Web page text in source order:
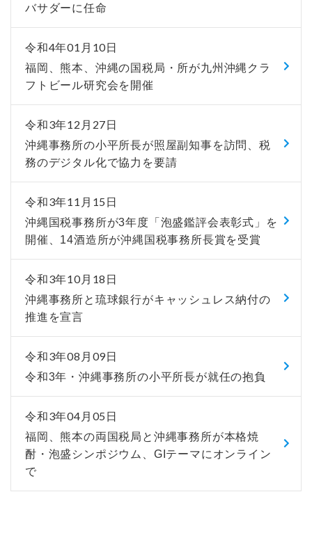
バサダーに任命
令和4年01月10日
福岡、熊本、沖縄の国税局・所が九州沖縄クラ
フトビール研究会を開催
令和3年12月27日
沖縄事務所の小平所長が照屋副知事を訪問、税
務のデジタル化で協力を要請
令和3年11月15日
沖縄国税事務所が3年度「泡盛鑑評会表彰式」を
開催、14酒造所が沖縄国税事務所長賞を受賞
令和3年10月18日
沖縄事務所と琉球銀行がキャッシュレス納付の
推進を宣言
令和3年08月09日
令和3年・沖縄事務所の小平所長が就任の抱負
令和3年04月05日
福岡、熊本の両国税局と沖縄事務所が本格焼
酎・泡盛シンポジウム、GIテーマにオンライン
で